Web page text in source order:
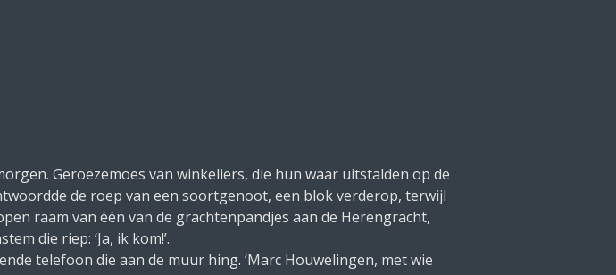
Geroezemoes van winkeliers, die hun waar uitstalden op de
de roep van een soortgenoot, een blok verderop, terwijl
raam van één van de grachtenpandjes aan de Herengracht,
die riep: ‘Ja, ik kom!’.
telefoon die aan de muur hing. ‘Marc Houwelingen, met wie